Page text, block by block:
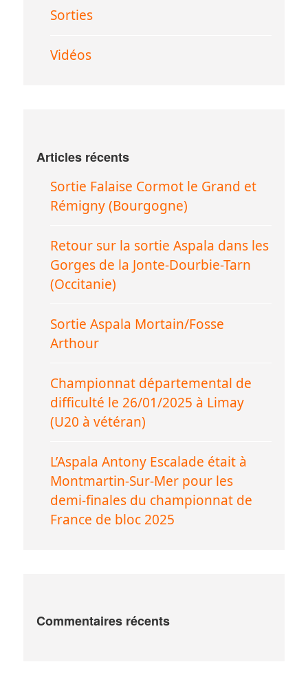
Sorties
Vidéos
Articles récents
Sortie Falaise Cormot le Grand et
Rémigny (Bourgogne)
Retour sur la sortie Aspala dans les
Gorges de la Jonte-Dourbie-Tarn
(Occitanie)
Sortie Aspala Mortain/Fosse
Arthour
Championnat départemental de
difficulté le 26/01/2025 à Limay
(U20 à vétéran)
L’Aspala Antony Escalade était à
Montmartin-Sur-Mer pour les
demi-finales du championnat de
France de bloc 2025
Commentaires récents